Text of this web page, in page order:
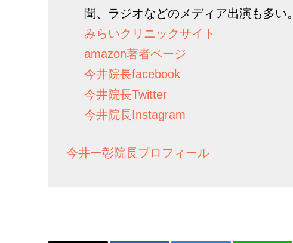
聞、ラジオなどのメディア出演も多い。
みらいクリニックサイト
amazon著者ページ
今井院長facebook
今井院長Twitter
今井院長Instagram
今井一彰院長プロフィール